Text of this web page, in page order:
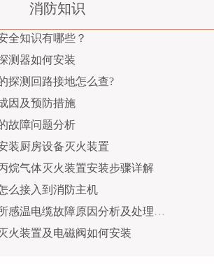
消防知识
全知识有哪些？
测器如何安装
探测回路接地怎么查?
因及预防措施
故障问题分析
装厨房设备灭火装置
烷气体灭火装置安装步骤详解
么接入到消防主机
温电缆故障原因分析及处理措施
火装置及电磁阀如何安装